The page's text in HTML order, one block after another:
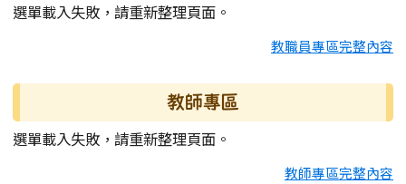
選單載入失敗，請重新整理頁面。
教職員專區完整內容
教師專區
選單載入失敗，請重新整理頁面。
教師專區完整內容